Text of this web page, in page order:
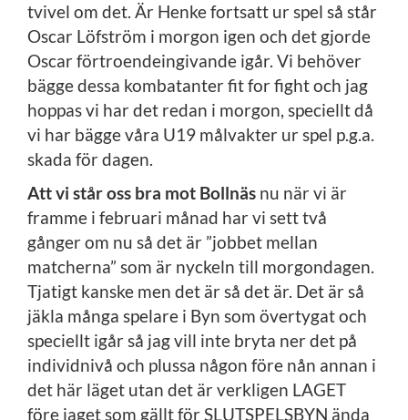
tvivel om det. Är Henke fortsatt ur spel så står
Oscar Löfström i morgon igen och det gjorde
Oscar förtroendeingivande igår. Vi behöver
bägge dessa kombatanter fit for fight och jag
hoppas vi har det redan i morgon, speciellt då
vi har bägge våra U19 målvakter ur spel p.g.a.
skada för dagen.
Att vi står oss bra mot Bollnäs nu när vi är
framme i februari månad har vi sett två
gånger om nu så det är ”jobbet mellan
matcherna” som är nyckeln till morgondagen.
Tjatigt kanske men det är så det är. Det är så
jäkla många spelare i Byn som övertygat och
speciellt igår så jag vill inte bryta ner det på
individnivå och plussa någon före nån annan i
det här läget utan det är verkligen LAGET
före jaget som gällt för SLUTSPELSBYN ända